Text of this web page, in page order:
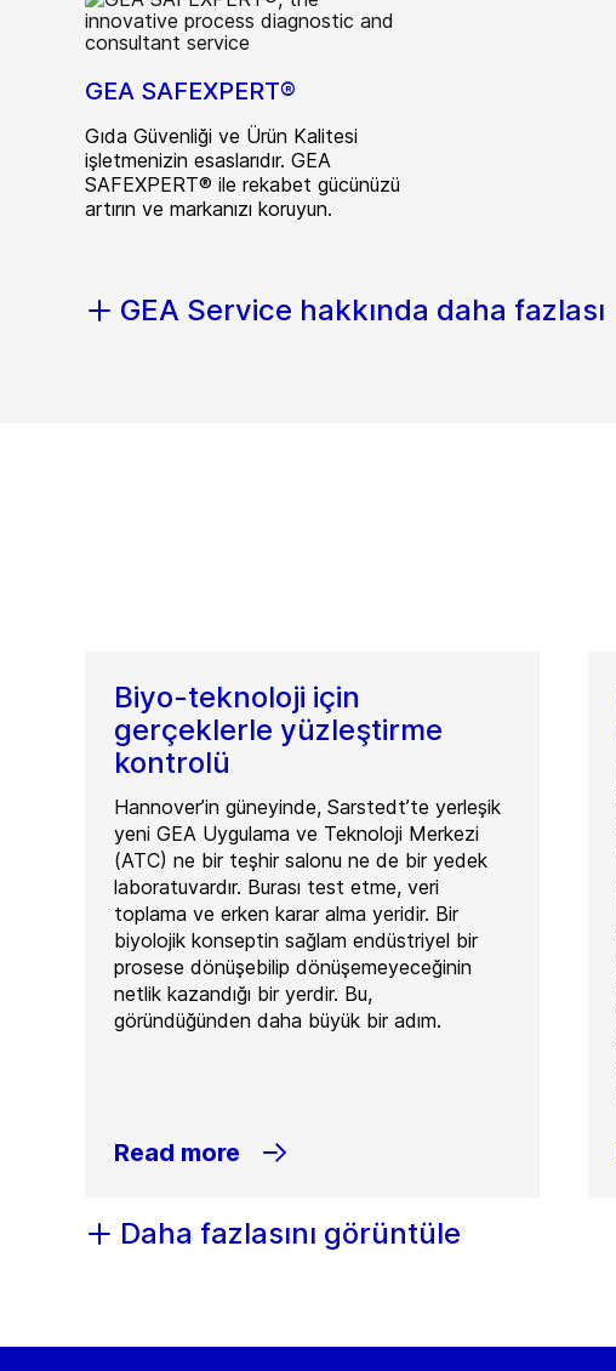
GEA SAFEXPERT®
Gıda Güvenliği ve Ürün Kalitesi
işletmenizin esaslarıdır. GEA
SAFEXPERT® ile rekabet gücünüzü
artırın ve markanızı koruyun.
GEA Service hakkında daha fazlası
Biyo-teknoloji için
gerçeklerle yüzleştirme
kontrolü
Hannover’in güneyinde, Sarstedt’te yerleşik
yeni GEA Uygulama ve Teknoloji Merkezi
(ATC) ne bir teşhir salonu ne de bir yedek
laboratuvardır. Burası test etme, veri
toplama ve erken karar alma yeridir. Bir
biyolojik konseptin sağlam endüstriyel bir
prosese dönüşebilip dönüşemeyeceğinin
netlik kazandığı bir yerdir. Bu,
göründüğünden daha büyük bir adım.
Read more
Daha fazlasını görüntüle